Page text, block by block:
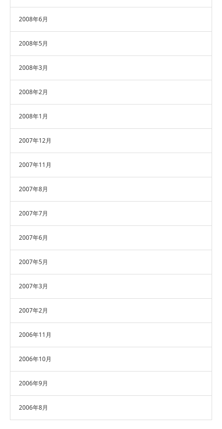
2008年6月
2008年5月
2008年3月
2008年2月
2008年1月
2007年12月
2007年11月
2007年8月
2007年7月
2007年6月
2007年5月
2007年3月
2007年2月
2006年11月
2006年10月
2006年9月
2006年8月